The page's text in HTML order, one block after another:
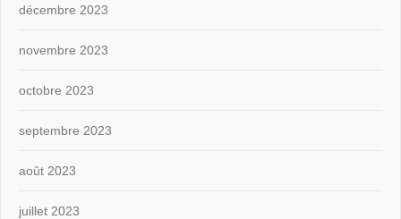
décembre 2023
novembre 2023
octobre 2023
septembre 2023
août 2023
juillet 2023